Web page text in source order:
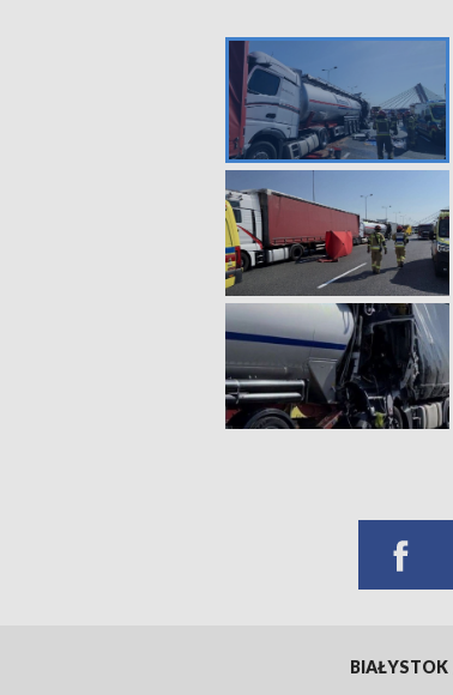
BIAŁYSTOK